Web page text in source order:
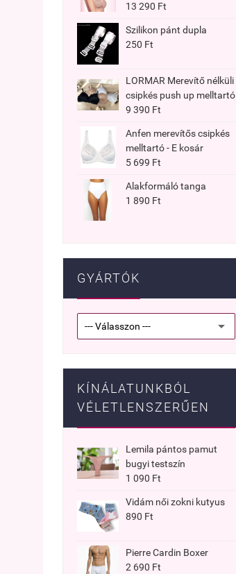
13 290 Ft
Szilikon pánt dupla
250 Ft
LORMAR Merevítő nélküli
csipkés push up melltartó
9 390 Ft
Anfen merevítős csipkés
melltartó - E kosár
5 699 Ft
Alakformáló tanga
1 890 Ft
GYÁRTÓK
KÍNÁLATUNKBÓL
VÉLETLENSZERŰEN
Lemila pántos pamut
bugyi testszín
1 090 Ft
Vidám női zokni kutyus
890 Ft
Pierre Cardin Boxer
2 690 Ft